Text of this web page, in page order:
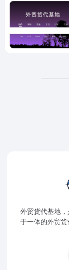
外贸货代基地
于一体的外贸